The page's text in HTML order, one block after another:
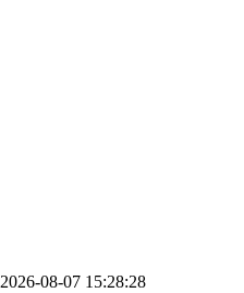
2026-08-07 15:28:28